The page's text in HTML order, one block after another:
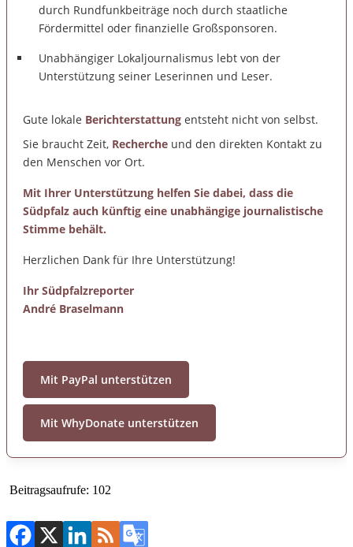
durch Rundfunkbeiträge noch durch staatliche
Fördermittel oder finanzielle Großsponsoren.
Unabhängiger Lokaljournalismus lebt von der
Unterstützung seiner Leserinnen und Leser.
Gute lokale Berichterstattung entsteht nicht von selbst.
Sie braucht Zeit, Recherche und den direkten Kontakt zu
den Menschen vor Ort.
Mit Ihrer Unterstützung helfen Sie dabei, dass die
Südpfalz auch künftig eine unabhängige journalistische
Stimme behält.
Herzlichen Dank für Ihre Unterstützung!
Ihr Südpfalzreporter
André Braselmann
Mit PayPal unterstützen
Mit WhyDonate unterstützen
Beitragsaufrufe: 102